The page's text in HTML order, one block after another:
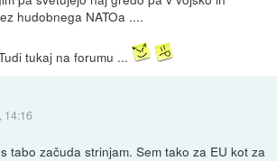
hudobnega NATOa ....
tukaj na forumu ...
14:16
tabo začuda strinjam. Sem tako za EU kot za